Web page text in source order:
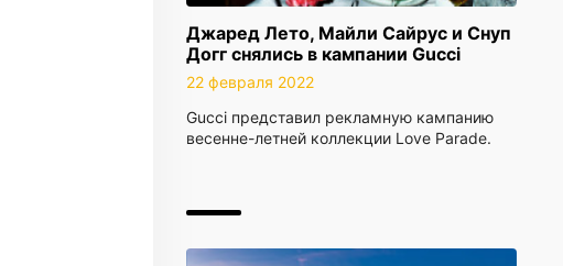
Джаред Лето, Майли Сайрус и Снуп
Догг снялись в кампании Gucci
22 февраля 2022
Gucci представил рекламную кампанию
весенне-летней коллекции Love Parade.